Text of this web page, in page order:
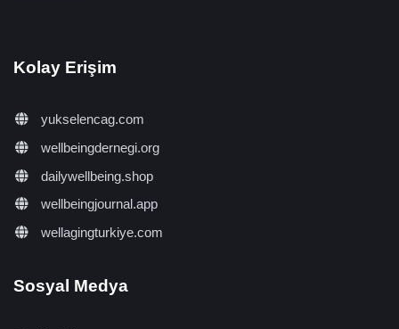
Kolay Erişim
yukselencag.com
wellbeingdernegi.org
dailywellbeing.shop
wellbeingjournal.app
wellagingturkiye.com
Sosyal Medya